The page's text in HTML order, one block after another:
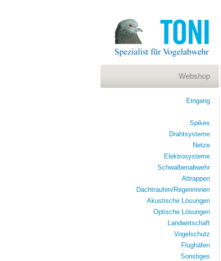
Webshop
Eingang
Spikes
Drahtsysteme
Netze
Elektrosysteme
Schwalbenabwehr
Attrappen
Dachtraufen/Regenrinnen
Akustische Lösungen
Optische Lösungen
Landwirtschaft
Vogelschutz
Flughäfen
Sonstiges